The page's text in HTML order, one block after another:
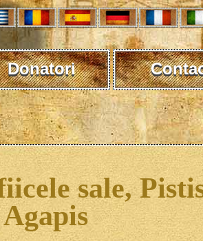
Donatori
sale,
Agapis